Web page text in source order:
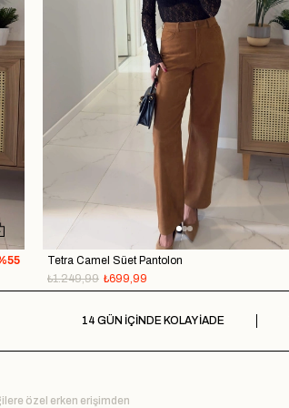
Tetra Camel Süet Pantolon
₺699,99
₺1.249,99
14 GÜN İÇİNDE KOLAY İADE
özel erken erişimden